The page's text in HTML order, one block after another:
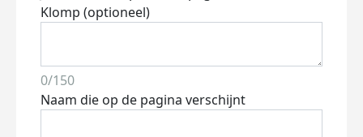
Klomp (optioneel)
0/150
Naam die op de pagina verschijnt